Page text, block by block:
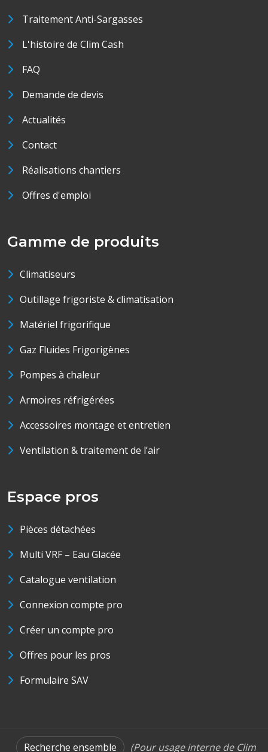
Traitement Anti-Sargasses
L'histoire de Clim Cash
FAQ
Demande de devis
Actualités
Contact
Réalisations chantiers
Offres d'emploi
Gamme de produits
Climatiseurs
Outillage frigoriste & climatisation
Matériel frigorifique
Gaz Fluides Frigorigènes
Pompes à chaleur
Armoires réfrigérées
Accessoires montage et entretien
Ventilation & traitement de l’air
Espace pros
Pièces détachées
Multi VRF – Eau Glacée
Catalogue ventilation
Connexion compte pro
Créer un compte pro
Offres pour les pros
Formulaire SAV
Recherche ensemble (Pour usage interne de Clim